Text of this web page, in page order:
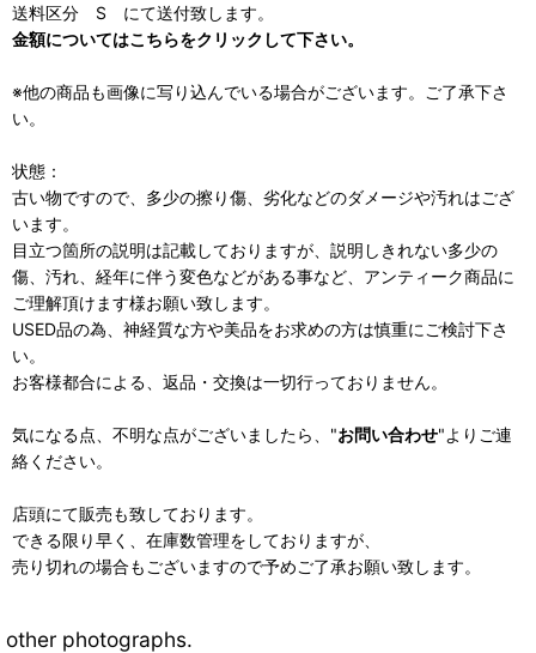
送料区分 S にて送付致します。
金額についてはこちらをクリックして下さい。
※他の商品も画像に写り込んでいる場合がございます。ご了承下さ
い。
状態：
古い物ですので、多少の擦り傷、劣化などのダメージや汚れはござ
います。
目立つ箇所の説明は記載しておりますが、説明しきれない多少の
傷、汚れ、経年に伴う変色などがある事など、アンティーク商品に
ご理解頂けます様お願い致します。
USED品の為、神経質な方や美品をお求めの方は慎重にご検討下さ
い。
お客様都合による、返品・交換は一切行っておりません。
気になる点、不明な点がございましたら、"お問い合わせ"よりご連
絡ください。
店頭にて販売も致しております。
できる限り早く、在庫数管理をしておりますが、
売り切れの場合もございますので予めご了承お願い致します。
other photographs.